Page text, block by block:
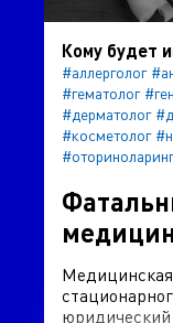
Кому будет
#аллерголог
#гематолог
#дерматолог
#косметолог
Медицинская